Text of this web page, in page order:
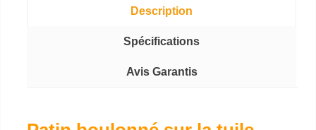
Description
Spécifications
Avis Garantis